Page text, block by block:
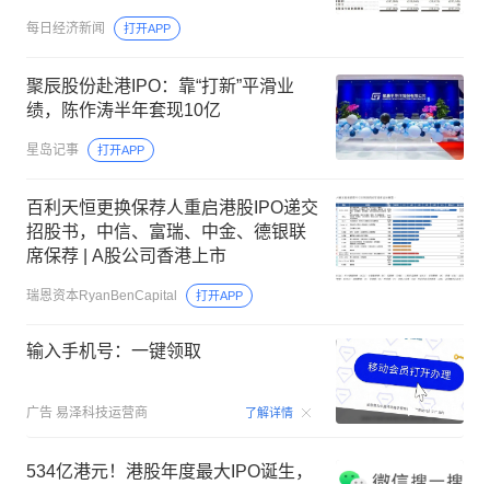
每日经济新闻 打开APP
聚辰股份赴港IPO：靠“打新”平滑业
绩，陈作涛半年套现10亿
星岛记事 打开APP
百利天恒更换保荐人重启港股IPO递交
招股书，中信、富瑞、中金、德银联
席保荐 | A股公司香港上市
瑞恩资本RyanBenCapital 打开APP
输入手机号：一键领取
广告 易泽科技运营商 了解详情 00:15
534亿港元！港股年度最大IPO诞生，